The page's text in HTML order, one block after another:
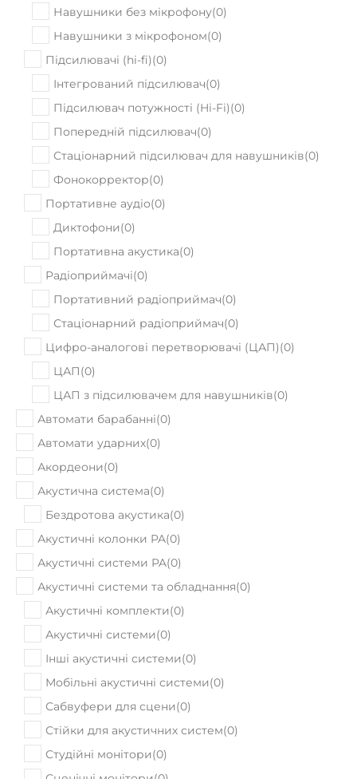
Навушники без мікрофону(0)
Навушники з мікрофоном(0)
Підсилювачі (hi-fi)(0)
Інтегрований підсилювач(0)
Підсилювач потужності (Hi-Fi)(0)
Попередній підсилювач(0)
Стаціонарний підсилювач для навушників(0)
Фонокорректор(0)
Портативне аудіо(0)
Диктофони(0)
Портативна акустика(0)
Радіоприймачі(0)
Портативний радіоприймач(0)
Стаціонарний радіоприймач(0)
Цифро-аналогові перетворювачі (ЦАП)(0)
ЦАП(0)
ЦАП з підсилювачем для навушників(0)
Автомати барабанні(0)
Автомати ударних(0)
Акордеони(0)
Акустична система(0)
Бездротова акустика(0)
Акустичні колонки PA(0)
Акустичні системи PA(0)
Акустичні системи та обладнання(0)
Акустичні комплекти(0)
Акустичні системи(0)
Інші акустичні системи(0)
Мобільні акустичні системи(0)
Сабвуфери для сцени(0)
Стійки для акустичних систем(0)
Студійні монітори(0)